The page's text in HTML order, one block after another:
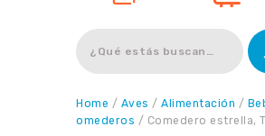
Buscar
Home / Aves / Alimentación /
omederos / Comedero estrella,